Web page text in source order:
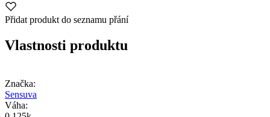
Přidat produkt do seznamu přání
Vlastnosti produktu
Značka:
Sensuva
Váha: